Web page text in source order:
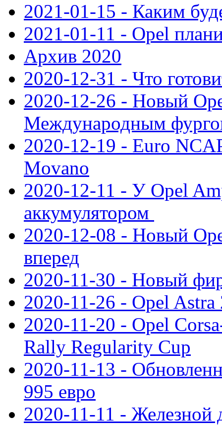
2021-01-15 - Каким
2021-01-11 - Opel
Архив 2020
2020-12-31 - Что
2020-12-26 - Новый
Международным
2020-12-19 - Euro
Movano
2020-12-11 - У Opel
аккумулятором
2020-12-08 - Новый
вперед
2020-11-30 - Новый
2020-11-26 - Opel Astra
2020-11-20 - Opel
Rally Regularity Cup
2020-11-13 -
995 евро
2020-11-11 - Железной